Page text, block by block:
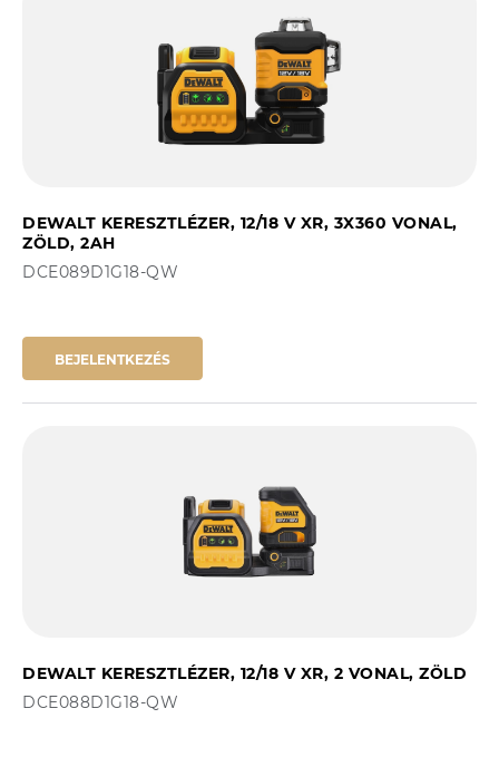
DEWALT KERESZTLÉZER, 12/18 V XR, 3X360 VONAL,
ZÖLD, 2AH
DCE089D1G18-QW
BEJELENTKEZÉS
DEWALT KERESZTLÉZER, 12/18 V XR, 2 VONAL, ZÖLD
DCE088D1G18-QW